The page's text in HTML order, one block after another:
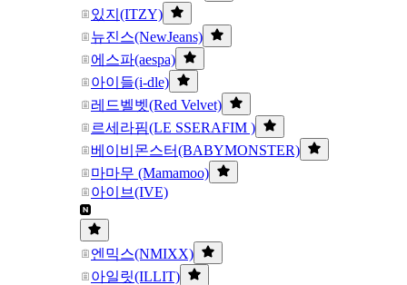
있지(ITZY)
뉴진스(NewJeans)
에스파(aespa)
아이들(i-dle)
레드벨벳(Red Velvet)
르세라핌(LE SSERAFIM )
베이비몬스터(BABYMONSTER)
마마무 (Mamamoo)
아이브(IVE)
엔믹스(NMIXX)
아일릿(ILLIT)